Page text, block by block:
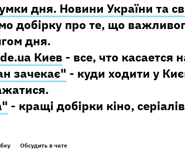
дня. Новини України та
добірку про те, що
дня.
Киев - все, что касается
зачекає" - куди ходити у
- кращі добірки кіно,
Обсудить в чате